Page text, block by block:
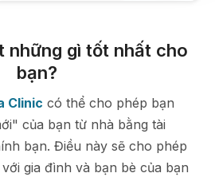
những gì tốt nhất cho
bạn?
Clinic có thể cho phép bạn
của bạn từ nhà bằng tài
bạn. Điều này sẽ cho phép
gia đình và bạn bè của bạn